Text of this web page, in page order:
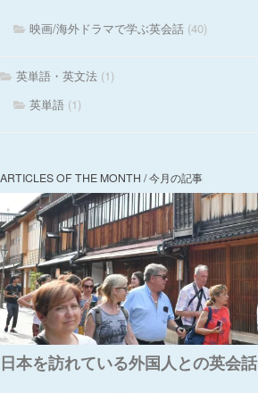
映画/海外ドラマで学ぶ英会話 (40)
英単語・英文法 (1)
英単語 (1)
ARTICLES OF THE MONTH / 今月の記事
日本を訪れている外国人との英会話